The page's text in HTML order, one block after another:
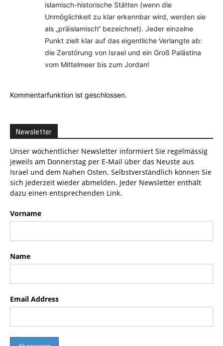
islamisch-historische Stätten (wenn die
Unmöglichkeit zu klar erkennbar wird, werden sie
als „präislamisch“ bezeichnet). Jeder einzelne
Punkt zielt klar auf das eigentliche Verlangte ab:
die Zerstörung von Israel und ein Groß Palästina
vom Mittelmeer bis zum Jordan!
Kommentarfunktion ist geschlossen.
Newsletter
Unser wöchentlicher Newsletter informiert Sie regelmässig
jeweils am Donnerstag per E-Mail über das Neuste aus
Israel und dem Nahen Osten. Selbstverständlich können Sie
sich jederzeit wieder abmelden. Jeder Newsletter enthält
dazu einen entsprechenden Link.
Vorname
Name
Email Address